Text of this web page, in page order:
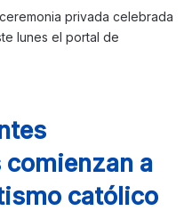
privada celebrada
lunes el portal de
a
católico